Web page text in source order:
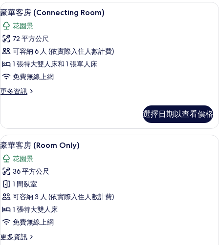
有
相
片
(Free
Transfer)
的
情
顯
示
豪
華
客
房
(Connecting
Room)
有
相
片
迷你吧、客房內保險箱、書桌、筆電
6
豪華客房 (Connecting Room)
花園景
72 平方公尺
可容納 6 人 (依實際入住人數計費)
1 張特大雙人床和 1 張單人床
免費無線上網
更多資訊
更
客
房
(Connecting
的
詳
情
選擇日期以查看價格
顯
示
豪
華
客
房
(Room
Only)
的
迷你吧、客房內保險箱、書桌、筆電
7
豪華客房 (Room Only)
花園景
36 平方公尺
1 間臥室
可容納 3 人 (依實際入住人數計費)
1 張特大雙人床
免費無線上網
更多資訊
更